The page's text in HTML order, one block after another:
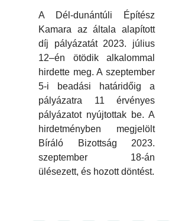
A Dél-dunántúli Építész
Kamara az általa alapított
díj pályázatát 2023. július
12–én ötödik alkalommal
hirdette meg. A szeptember
5-i beadási határidőig a
pályázatra 11 érvényes
pályázatot nyújtottak be. A
hirdetményben megjelölt
Bíráló Bizottság 2023.
szeptember 18-án
ülésezett, és hozott döntést.